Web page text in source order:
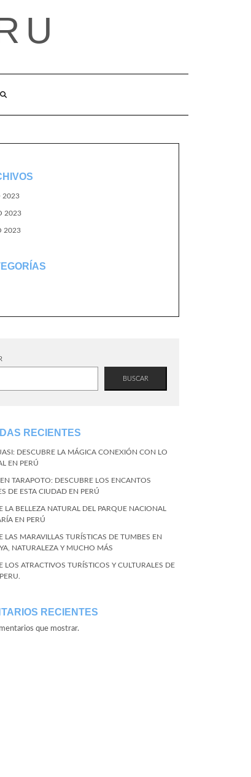
2023
2023
2023
BUSCAR
RECIENTES
DESCUBRE LA MÁGICA CONEXIÓN CON LO
EN PERÚ
TARAPOTO: DESCUBRE LOS ENCANTOS
DE ESTA CIUDAD EN PERÚ
LA BELLEZA NATURAL DEL PARQUE NACIONAL
EN PERÚ
LAS MARAVILLAS TURÍSTICAS DE TUMBES EN
NATURALEZA Y MUCHO MÁS
LOS ATRACTIVOS TURÍSTICOS Y CULTURALES DE
RECIENTES
que mostrar.